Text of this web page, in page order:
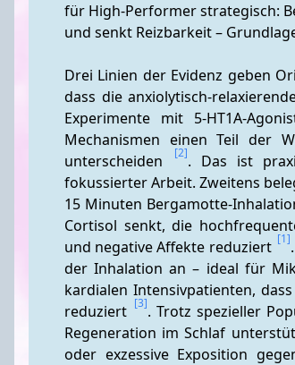
für High-Performer strategisch:
und senkt Reizbarkeit –
Drei Linien der Evidenz geben
dass die anxiolytisch-
Experimente mit
Mechanismen einen Teil der
unterscheiden
[2]. Das ist
fokussierter Arbeit. Zweitens
15 Minuten Bergamotte-
Cortisol senkt, die
und negative Affekte reduziert [1]
der Inhalation an – ideal für
kardialen Intensivpatienten,
reduziert [3]. Trotz spezieller
Regeneration im Schlaf
oder exzessive Exposition